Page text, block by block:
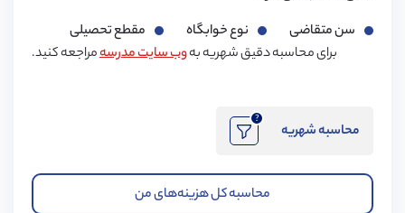
سن متقاضی
نوع خوابگاه
مقطع تحصیلی
برای محاسبه دقیق شهریه بهوب سایت مدرسهمراجعه کنید.
محاسبه شهریه
?
محاسبه کل هزینه‌های من